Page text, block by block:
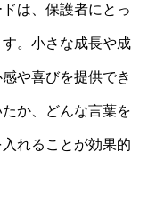
は、保護者にとっ
。小さな成長や成
や喜びを提供でき
か、どんな言葉を
れることが効果的